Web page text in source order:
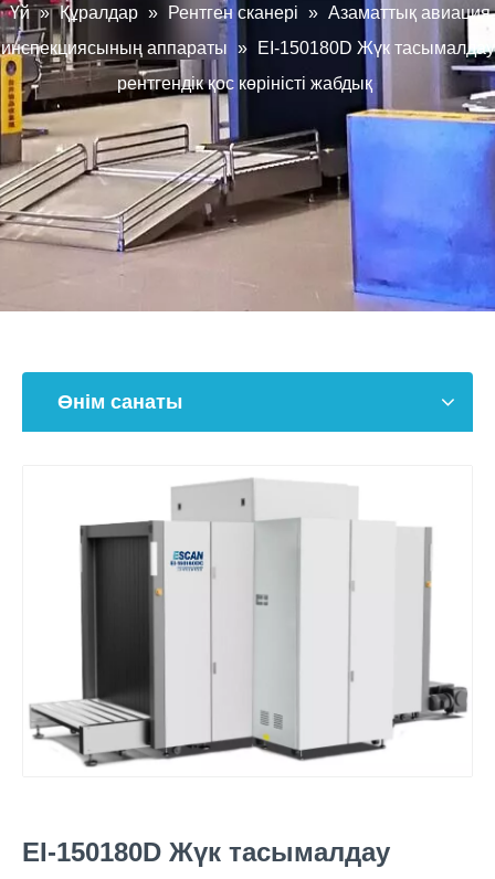
Үй » Құралдар » Рентген сканері » Азаматтық авиация
инспекциясының аппараты »
EI-150180D Жүк тасымалдау
рентгендік қос көріністі жабдық
Өнім санаты
EI-150180D Жүк тасымалдау